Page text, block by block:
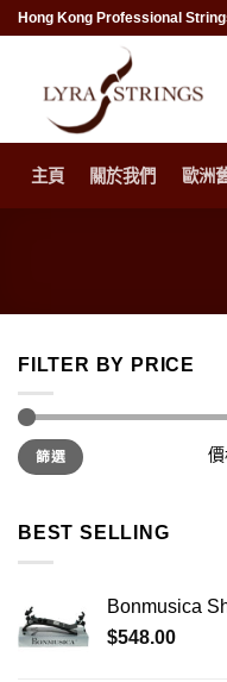
SkipHong Kong Professional
主頁 關於我們 歐洲
FILTER BY PRICE
最
低
價
最
高
價
篩選
BEST SELLING
Bonmusica
$548.00